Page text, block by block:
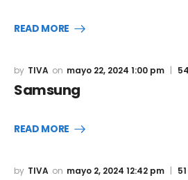
READ MORE
TIVA mayo 22, 2024 1:00 pm 54
Samsung
READ MORE
TIVA mayo 2, 2024 12:42 pm 51